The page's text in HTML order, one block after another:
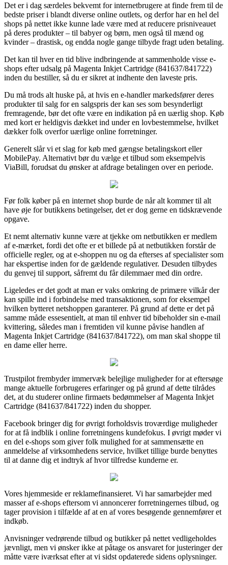
Det er i dag særdeles bekvemt for internetbrugere at finde frem til de
bedste priser i blandt diverse online outlets, og derfor har en hel del
shops på nettet ikke kunne lade være med at reducere prisniveauet
på deres produkter – til babyer og børn, men også til mænd og
kvinder – drastisk, og endda nogle gange tilbyde fragt uden betaling.
Det kan til hver en tid blive indbringende at sammenholde visse e-
shops efter udsalg på Magenta Inkjet Cartridge (841637/841722)
inden du bestiller, så du er sikret at indhente den laveste pris.
Du må trods alt huske på, at hvis en e-handler markedsfører deres
produkter til salg for en salgspris der kan ses som besynderligt
fremragende, bør det ofte være en indikation på en uærlig shop. Køb
med kort er heldigvis dækket ind under en lovbestemmelse, hvilket
dækker folk overfor uærlige online forretninger.
Generelt slår vi et slag for køb med gængse betalingskort eller
MobilePay. Alternativt bør du vælge et tilbud som eksempelvis
ViaBill, forudsat du ønsker at afdrage betalingen over en periode.
Før folk køber på en internet shop burde de når alt kommer til alt
have øje for butikkens betingelser, det er dog gerne en tidskrævende
opgave.
Et nemt alternativ kunne være at tjekke om netbutikken er medlem
af e-mærket, fordi det ofte er et billede på at netbutikken forstår de
officielle regler, og at e-shoppen nu og da efterses af specialister som
har ekspertise inden for de gældende regulativer. Desuden tilbydes
du genvej til support, såfremt du får dilemmaer med din ordre.
Ligeledes er det godt at man er vaks omkring de primære vilkår der
kan spille ind i forbindelse med transaktionen, som for eksempel
hvilken bytteret netshoppen garanterer. På grund af dette er det på
samme måde essesentielt, at man til enhver tid bibeholder sin e-mail
kvittering, således man i fremtiden vil kunne påvise handlen af
Magenta Inkjet Cartridge (841637/841722), om man skal shoppe til
en dame eller herre.
Trustpilot frembyder immervæk belejlige muligheder for at eftersøge
mange aktuelle forbrugeres erfaringer og på grund af dette tilrådes
det, at du studerer online firmaets bedømmelser af Magenta Inkjet
Cartridge (841637/841722) inden du shopper.
Facebook bringer dig for øvrigt forholdsvis troværdige muligheder
for at få indblik i online forretningens kundefokus. I øvrigt møder vi
en del e-shops som giver folk mulighed for at sammensætte en
anmeldelse af virksomhedens service, hvilket tillige burde benyttes
til at danne dig et indtryk af hvor tilfredse kunderne er.
Vores hjemmeside er reklamefinansieret. Vi har samarbejder med
masser af e-shops eftersom vi annoncerer forretningernes tilbud, og
tager provision i tilfælde af at en af vores besøgende gennemfører et
indkøb.
Anvisninger vedrørende tilbud og butikker på nettet vedligeholdes
jævnligt, men vi ønsker ikke at påtage os ansvaret for justeringer der
måtte være iværksat efter at vi sidst opdaterede sidens oplysninger.